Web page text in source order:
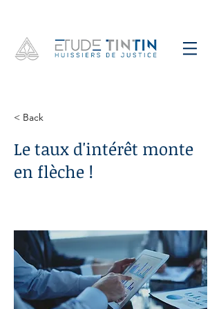
< Back
Le taux d'intérêt monte
en flèche !